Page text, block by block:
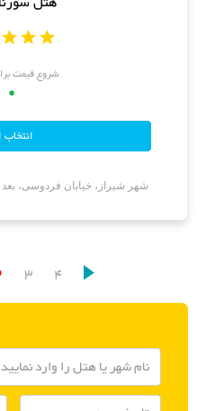
شروع قیمت برای ۱
0
شهر شیراز، خیابان فردوسی، بعد
3 4